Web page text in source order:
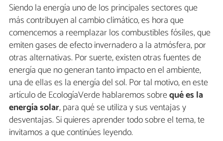
Siendo la energía uno de los principales sectores que
más contribuyen al cambio climático, es hora que
comencemos a reemplazar los combustibles fósiles, que
emiten gases de efecto invernadero a la atmósfera, por
otras alternativas. Por suerte, existen otras fuentes de
energía que no generan tanto impacto en el ambiente,
una de ellas es la energía del sol. Por tal motivo, en este
artículo de EcologíaVerde hablaremos sobrequé es la
energía solar, para qué se utiliza y sus ventajas y
desventajas. Si quieres aprender todo sobre el tema, te
invitamos a que continúes leyendo.